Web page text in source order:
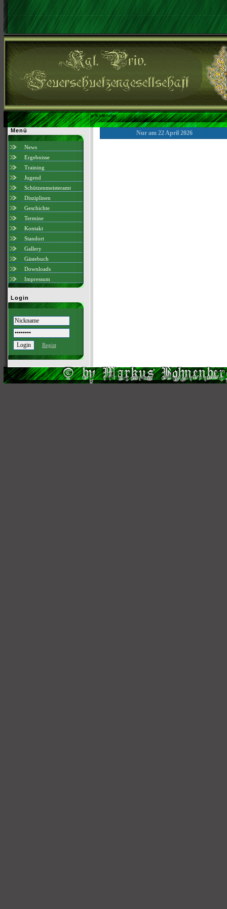
»Kalender
Menü
News
Ergebnisse
Training
Jugend
Schützenmeisteramt
Disziplinen
Geschichte
Termine
Kontakt
Standort
Gallery
Gästebuch
Downloads
Impressum
Login
Regist
Nur am 22 April 2026